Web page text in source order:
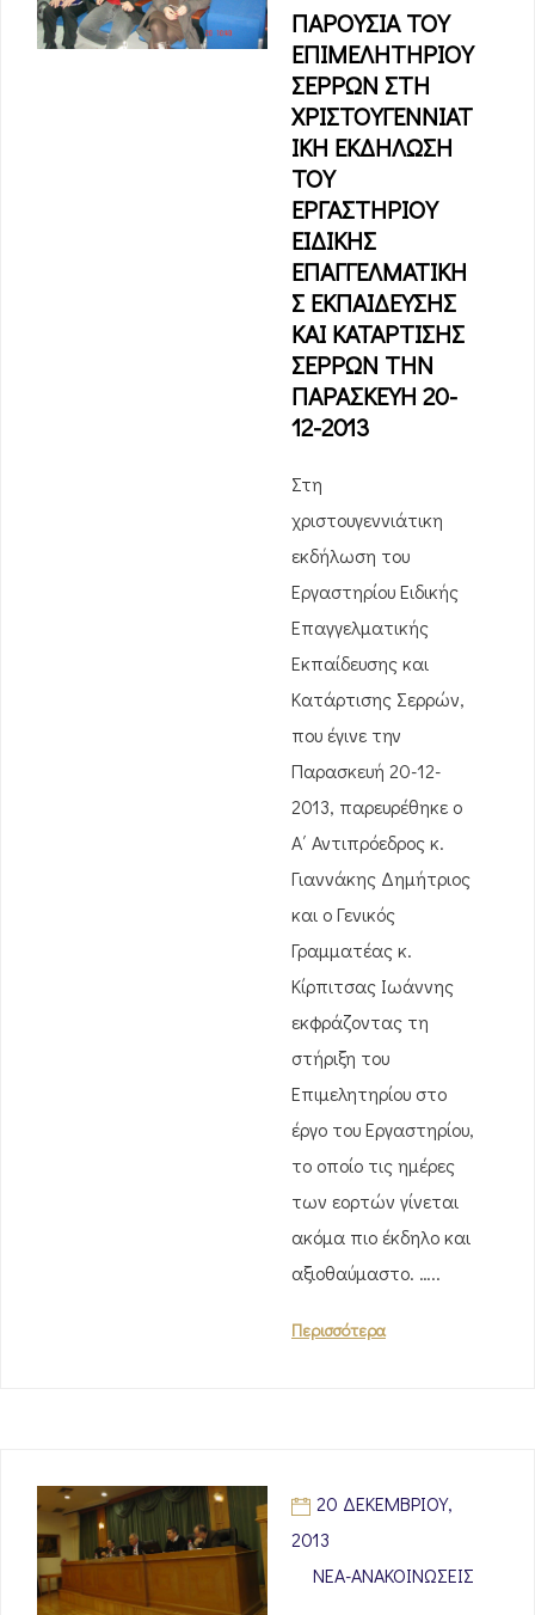
ΠΑΡΟΥΣΙΑ ΤΟΥ
ΕΠΙΜΕΛΗΤΗΡΙΟΥ
ΣΕΡΡΩΝ ΣΤΗ
ΧΡΙΣΤΟΥΓΕΝΝΙΑΤ
ΙΚΗ ΕΚΔΗΛΩΣΗ
ΤΟΥ
ΕΡΓΑΣΤΗΡΙΟΥ
ΕΙΔΙΚΗΣ
ΕΠΑΓΓΕΛΜΑΤΙΚΗ
Σ ΕΚΠΑΙΔΕΥΣΗΣ
ΚΑΙ ΚΑΤΑΡΤΙΣΗΣ
ΣΕΡΡΩΝ ΤΗΝ
ΠΑΡΑΣΚΕΥΗ 20-
12-2013
Στη
χριστουγεννιάτικη
εκδήλωση του
Εργαστηρίου Ειδικής
Επαγγελματικής
Εκπαίδευσης και
Κατάρτισης Σερρών,
που έγινε την
Παρασκευή 20-12-
2013, παρευρέθηκε ο
Α΄ Αντιπρόεδρος κ.
Γιαννάκης Δημήτριος
και ο Γενικός
Γραμματέας κ.
Κίρπιτσας Ιωάννης
εκφράζοντας τη
στήριξη του
Επιμελητηρίου στο
έργο του Εργαστηρίου,
το οποίο τις ημέρες
των εορτών γίνεται
ακόμα πιο έκδηλο και
αξιοθαύμαστο. …..
Περισσότερα
20 ΔΕΚΕΜΒΡΊΟΥ,
2013
ΝΈΑ-ΑΝΑΚΟΙΝΏΣΕΙΣ